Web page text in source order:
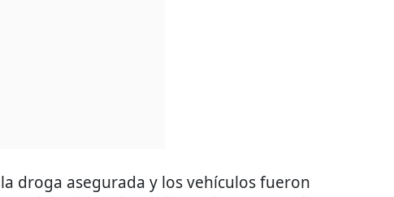
droga asegurada y los vehículos fueron